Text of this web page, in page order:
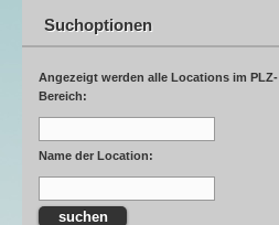
Suchoptionen
Angezeigt werden alle Locations im PLZ-
Bereich:
Name der Location: